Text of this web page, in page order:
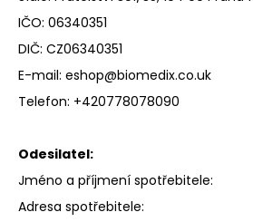
IČO: 06340351
DIČ: CZ06340351
E-mail: eshop@biomedix.co.uk
Telefon: +420778078090
Odesilatel:
Jméno a příjmení spotřebitele:
Adresa spotřebitele:
j
í
t
?
HLEDAT